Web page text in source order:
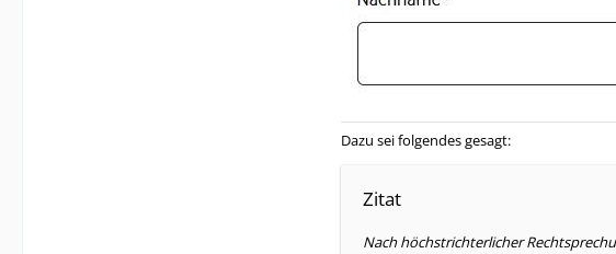
Dazu sei folgendes gesagt:
Zitat
Nach höchstrichterlicher